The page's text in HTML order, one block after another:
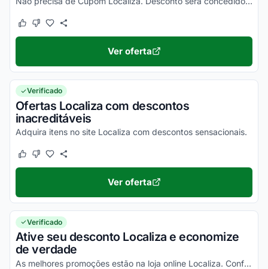
Este cupom funcionou
Este cupom não funcionou
Ver oferta
Verificado
Ofertas Localiza com descontos
inacreditáveis
Adquira itens no site Localiza com descontos sensacionais.
Este cupom funcionou
Este cupom não funcionou
Ver oferta
Verificado
Ative seu desconto Localiza e economize
de verdade
As melhores promoções estão na loja online Localiza. Confira!